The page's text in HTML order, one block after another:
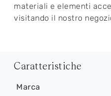
materiali e elementi
visitando il nostro
Caratteristiche
Marca